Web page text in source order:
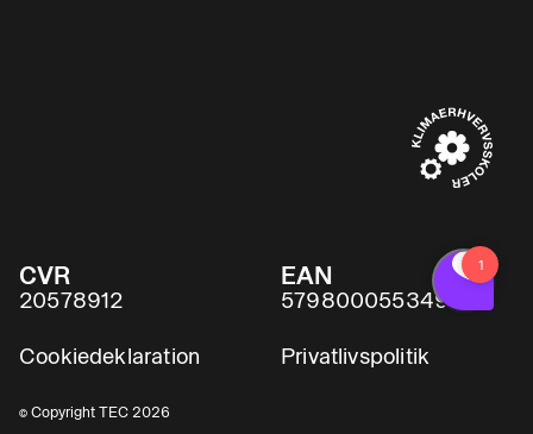
CVR
20578912
EAN
5798000553491
Cookiedeklaration Privatlivspolitik
© Copyright TEC 2026